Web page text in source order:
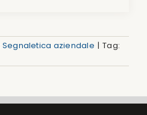
Segnaletica aziendale | Tag: